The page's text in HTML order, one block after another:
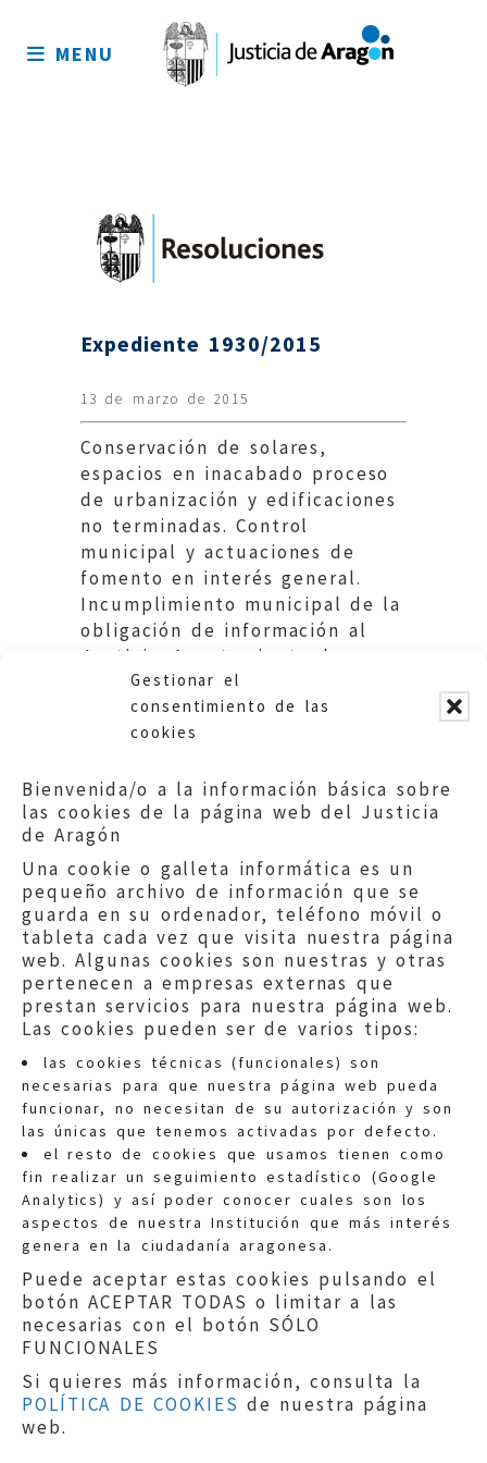
Gestionar el
consentimiento de las
cookies
Bienvenida/o a la información básica sobre
las cookies de la página web del Justicia
de Aragón
Una cookie o galleta informática es un
pequeño archivo de información que se
guarda en su ordenador, teléfono móvil o
tableta cada vez que visita nuestra página
web. Algunas cookies son nuestras y otras
pertenecen a empresas externas que
prestan servicios para nuestra página web.
Las cookies pueden ser de varios tipos:
las cookies técnicas (funcionales) son
necesarias para que nuestra página web pueda
funcionar, no necesitan de su autorización y son
las únicas que tenemos activadas por defecto.
el resto de cookies que usamos tienen como
fin realizar un seguimiento estadístico (Google
Analytics) y así poder conocer cuales son los
aspectos de nuestra Institución que más interés
genera en la ciudadanía aragonesa.
Puede aceptar estas cookies pulsando el
botón ACEPTAR TODAS o limitar a las
necesarias con el botón SÓLO
FUNCIONALES
Si quieres más información, consulta la
POLÍTICA DE COOKIES de nuestra página
web.
sitio
MENU
Expediente 1930/2015
13 de marzo de 2015
Conservación de solares,
espacios en inacabado proceso
de urbanización y edificaciones
no terminadas. Control
municipal y actuaciones de
fomento en interés general.
Incumplimiento municipal de la
obligación de información al
Justicia. Ayuntamiento de
Zaragoza.
Quejas:quejas@eljusticiadearagon.es
Información general:
informacion@eljusticiadearagon.es
Teléfonos:900 210 210/
Aviso legal|Política de privacidad|
Protección de Datos